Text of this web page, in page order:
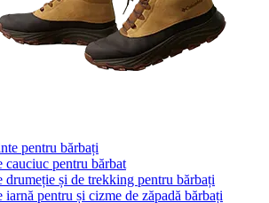
pentru bărbați
cauciuc pentru bărbat
drumeție și de trekking pentru bărbați
iarnă pentru și cizme de zăpadă bărbați